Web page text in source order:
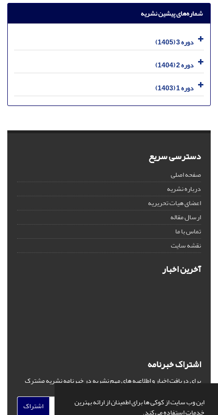
این وب سایت از کوکی ها برای اطمینان از ارائه بهترین
خدمات استفاده می کند.
شماره‌های پیشین نشریه
دوره 3 (1405)
دوره 2 (1404)
دوره 1 (1403)
دسترسی سریع
صفحه اصلی
درباره نشریه
اعضای هیات تحریریه
ارسال مقاله
تماس با ما
نقشه سایت
آخرین اخبار
اشتراک خبرنامه
برای دریافت اخبار و اطلاعیه های مهم نشریه در خبرنامه نشریه مشترک
اشتراک